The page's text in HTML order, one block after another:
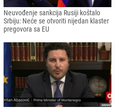
Neuvođenje sankcija Rusiji koštalo
Srbiju: Neće se otvoriti nijedan klaster
pregovora sa EU